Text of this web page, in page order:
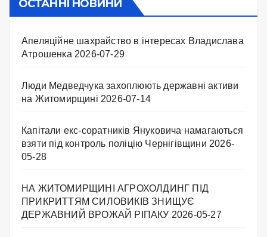
ОСТАННІ НОВИНИ
Апеляційне шахрайство в інтересах Владислава
Атрошенка 2026-07-29
Люди Медведчука захоплюють державні активи
на Житомирщині 2026-07-14
Капітали екс-соратників Януковича намагаються
взяти під контроль поліцію Чернігівщини 2026-
05-28
НА ЖИТОМИРЩИНІ АГРОХОЛДИНГ ПІД
ПРИКРИТТЯМ СИЛОВИКІВ ЗНИЩУЄ
ДЕРЖАВНИЙ ВРОЖАЙ РІПАКУ ​ 2026-05-27